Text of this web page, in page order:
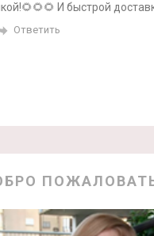
И быстрой
Ответить